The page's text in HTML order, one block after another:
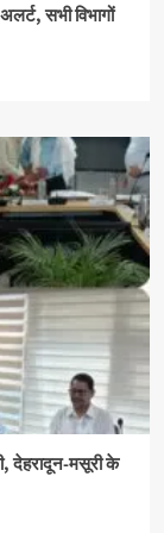
सभी विभागों
देहरादून-मसूरी के